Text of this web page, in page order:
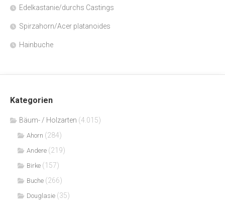
Edelkastanie/durchs Castings
Spirzahorn/Acer platanoides
Hainbuche
Kategorien
Bäum- / Holzarten (4.015)
Ahorn (284)
Andere (219)
Birke (157)
Buche (266)
Douglasie (35)